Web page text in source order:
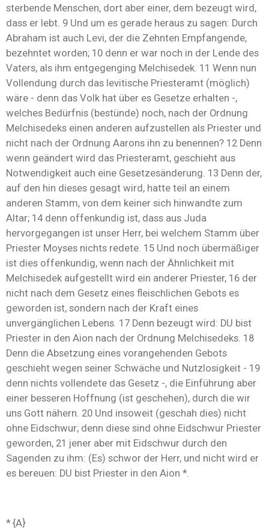
sterbende Menschen, dort aber einer, dem bezeugt wird,
dass er lebt. 9 Und um es gerade heraus zu sagen: Durch
Abraham ist auch Levi, der die Zehnten Empfangende,
bezehntet worden; 10 denn er war noch in der Lende des
Vaters, als ihm entgegenging Melchisedek. 11 Wenn nun
Vollendung durch das levitische Priesteramt (möglich)
wäre - denn das Volk hat über es Gesetze erhalten -,
welches Bedürfnis (bestünde) noch, nach der Ordnung
Melchisedeks einen anderen aufzustellen als Priester und
nicht nach der Ordnung Aarons ihn zu benennen? 12 Denn
wenn geändert wird das Priesteramt, geschieht aus
Notwendigkeit auch eine Gesetzesänderung. 13 Denn der,
auf den hin dieses gesagt wird, hatte teil an einem
anderen Stamm, von dem keiner sich hinwandte zum
Altar; 14 denn offenkundig ist, dass aus Juda
hervorgegangen ist unser Herr, bei welchem Stamm über
Priester Moyses nichts redete. 15 Und noch übermäßiger
ist dies offenkundig, wenn nach der Ähnlichkeit mit
Melchisedek aufgestellt wird ein anderer Priester, 16 der
nicht nach dem Gesetz eines fleischlichen Gebots es
geworden ist, sondern nach der Kraft eines
unvergänglichen Lebens. 17 Denn bezeugt wird: DU bist
Priester in den Aion nach der Ordnung Melchisedeks. 18
Denn die Absetzung eines vorangehenden Gebots
geschieht wegen seiner Schwäche und Nutzlosigkeit - 19
denn nichts vollendete das Gesetz -, die Einführung aber
einer besseren Hoffnung (ist geschehen), durch die wir
uns Gott nähern. 20 Und insoweit (geschah dies) nicht
ohne Eidschwur; denn diese sind ohne Eidschwur Priester
geworden, 21 jener aber mit Eidschwur durch den
Sagenden zu ihm: (Es) schwor der Herr, und nicht wird er
es bereuen: DU bist Priester in den Aion *.
* {A}